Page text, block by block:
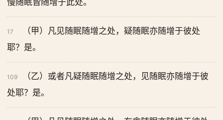
慢随眠皆随增于此处。
17
（甲）凡见随眠随增之处，疑随眠亦随增于彼处
耶？是。
109
（乙）或者凡疑随眠随增之处，见随眠亦随增于彼
处耶？是。